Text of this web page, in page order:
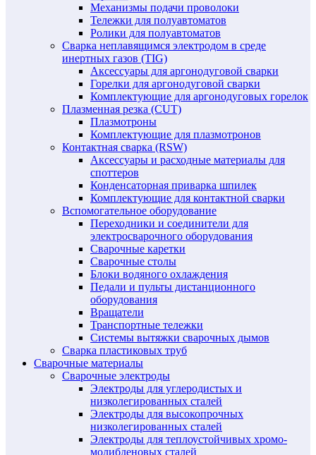
Механизмы подачи проволоки
Тележки для полуавтоматов
Ролики для полуавтоматов
Сварка неплавящимся электродом в среде
инертных газов (TIG)
Аксессуары для аргонодуговой сварки
Горелки для аргонодуговой сварки
Комплектующие для аргонодуговых горелок
Плазменная резка (CUT)
Плазмотроны
Комплектующие для плазмотронов
Контактная сварка (RSW)
Аксессуары и расходные материалы для
споттеров
Конденсаторная приварка шпилек
Комплектующие для контактной сварки
Вспомогательное оборудование
Переходники и соединители для
электросварочного оборудования
Сварочные каретки
Сварочные столы
Блоки водяного охлаждения
Педали и пульты дистанционного
оборудования
Вращатели
Транспортные тележки
Системы вытяжки сварочных дымов
Сварка пластиковых труб
Сварочные материалы
Сварочные электроды
Электроды для углеродистых и
низколегированных сталей
Электроды для высокопрочных
низколегированных сталей
Электроды для теплоустойчивых хромо-
молибденовых сталей